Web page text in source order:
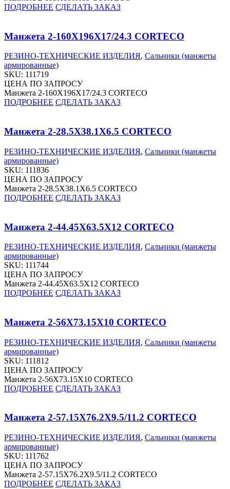
ПОДРОБНЕЕ СДЕЛАТЬ ЗАКАЗ
Манжета 2-160X196X17/24.3 CORTECO
РЕЗИНО-ТЕХНИЧЕСКИЕ ИЗДЕЛИЯ, Сальники (манжеты
армированные)
SKU: 111719
ЦЕНА ПО ЗАПРОСУ
Манжета 2-160X196X17/24.3 CORTECO
ПОДРОБНЕЕ СДЕЛАТЬ ЗАКАЗ
Манжета 2-28.5X38.1X6.5 CORTECO
РЕЗИНО-ТЕХНИЧЕСКИЕ ИЗДЕЛИЯ, Сальники (манжеты
армированные)
SKU: 111836
ЦЕНА ПО ЗАПРОСУ
Манжета 2-28.5X38.1X6.5 CORTECO
ПОДРОБНЕЕ СДЕЛАТЬ ЗАКАЗ
Манжета 2-44.45X63.5X12 CORTECO
РЕЗИНО-ТЕХНИЧЕСКИЕ ИЗДЕЛИЯ, Сальники (манжеты
армированные)
SKU: 111744
ЦЕНА ПО ЗАПРОСУ
Манжета 2-44.45X63.5X12 CORTECO
ПОДРОБНЕЕ СДЕЛАТЬ ЗАКАЗ
Манжета 2-56X73.15X10 CORTECO
РЕЗИНО-ТЕХНИЧЕСКИЕ ИЗДЕЛИЯ, Сальники (манжеты
армированные)
SKU: 111812
ЦЕНА ПО ЗАПРОСУ
Манжета 2-56X73.15X10 CORTECO
ПОДРОБНЕЕ СДЕЛАТЬ ЗАКАЗ
Манжета 2-57.15X76.2X9.5/11.2 CORTECO
РЕЗИНО-ТЕХНИЧЕСКИЕ ИЗДЕЛИЯ, Сальники (манжеты
армированные)
SKU: 111762
ЦЕНА ПО ЗАПРОСУ
Манжета 2-57.15X76.2X9.5/11.2 CORTECO
ПОДРОБНЕЕ СДЕЛАТЬ ЗАКАЗ